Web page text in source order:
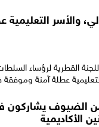
والأسر التعليمية
القطرية لرؤساء
عطلة آمنة
من الضيوف يشاركون
الأكاديمية